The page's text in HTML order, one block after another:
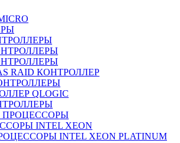
RAID КОНТРОЛЛЕР
QLOGIC
ПРОЦЕССОРЫ
INTEL XEON
INTEL XEON PLATINUM